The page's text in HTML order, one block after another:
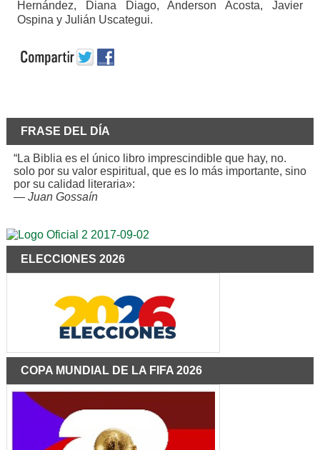
Hernández, Diana Diago, Anderson Acosta, Javier
Ospina y Julián Uscategui.
FRASE DEL DÍA
“La Biblia es el único libro imprescindible que hay, no.
solo por su valor espiritual, que es lo más importante, sino
por su calidad literaria»:
— Juan Gossaín
ELECCIONES 2026
COPA MUNDIAL DE LA FIFA 2026